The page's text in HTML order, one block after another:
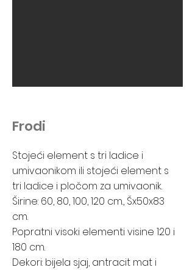
Frodi
Stojeći element s tri ladice i
umivaonikom ili stojeći element s
tri ladice i pločom za umivaonik.
Širine: 60, 80, 100, 120 cm., Šx50x83
cm.
Popratni visoki elementi visine 120 i
180 cm.
Dekori: bijela sjaj, antracit mat i